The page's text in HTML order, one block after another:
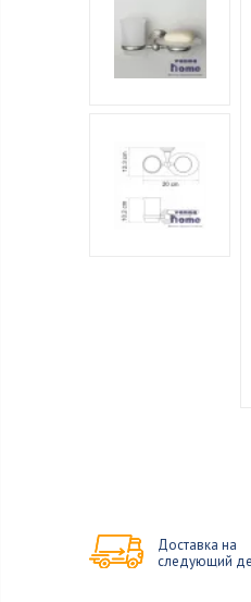
Доставка на
следующий